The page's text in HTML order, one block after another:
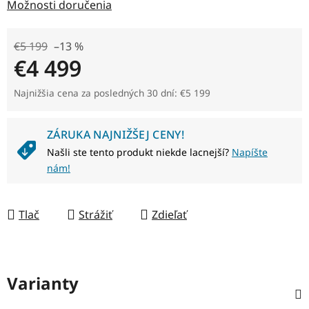
Možnosti doručenia
€5 199 –13 %
€4 499
Jednotková cena:
Najnižšia cena za posledných 30 dní: €5 199
ZÁRUKA NAJNIŽŠEJ CENY!
Našli ste tento produkt niekde lacnejší? Napíšte
nám!
Tlač Strážiť Zdieľať
Varianty